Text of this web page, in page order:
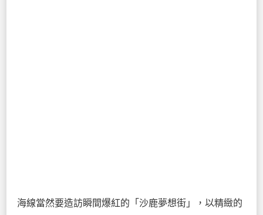
海線當然要造訪瞬間爆紅的「沙鹿夢想街」，以精緻的